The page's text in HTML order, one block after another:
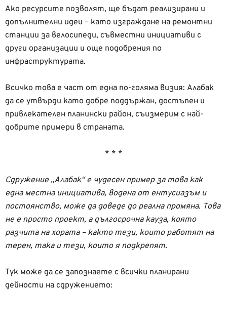
Ако ресурсите позволят, ще бъдат реализирани и
допълнителни идеи – като изграждане на ремонтни
станции за велосипеди, съвместни инициативи с
други организации и още подобрения по
инфраструктурата.
Всичко това е част от една по-голяма визия: Алабак
да се утвърди като добре поддържан, достъпен и
привлекателен планински район, съизмерим с най-
добрите примери в страната.
* * *
Сдружение „Алабак“ е чудесен пример за това как
една местна инициатива, водена от ентусиазъм и
постоянство, може да доведе до реална промяна. Това
не е просто проект, а дългосрочна кауза, която
разчита на хората – както тези, които работят на
терен, така и тези, които я подкрепят.
Тук може да се запознаете с всички планирани
дейности на сдружението: